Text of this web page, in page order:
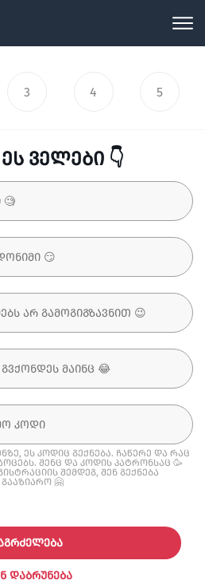
3 4 5
ველები 👇
ეს კოდიც გექნება. ჩაწერე და რაც
შენც და კოდის პატრონსაც 🥳
შემდეგ, შენ გექნება
🤗
ᲓᲐᲑᲠᲣᲜᲔᲑᲐ